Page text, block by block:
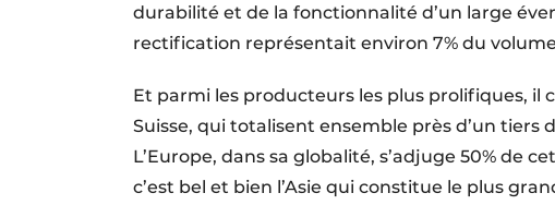
durabilité et de la fonctionnalité d’un large
rectification représentait environ 7% du
Et parmi les producteurs les plus prolifiques, il
Suisse, qui totalisent ensemble près d’un
L’Europe, dans sa globalité, s’adjuge 50% de
c’est bel et bien l’Asie qui constitue le plus